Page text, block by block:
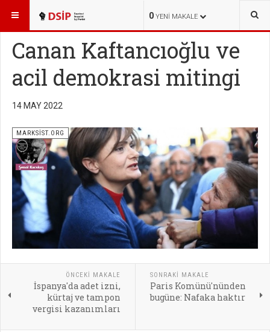
0 YENI MAKALE
BURADASINIZ: YAYINLAR MARKSİST.ORG
Canan Kaftancıoğlu ve
acil demokrasi mitingi
14 MAY 2022
MARKSİST.ORG
ÖNCEKI MAKALE
İspanya'da adet izni,
kürtaj ve tampon
vergisi kazanımları
SONRAKI MAKALE
Paris Komünü'nünden
bugüne: Nafaka haktır